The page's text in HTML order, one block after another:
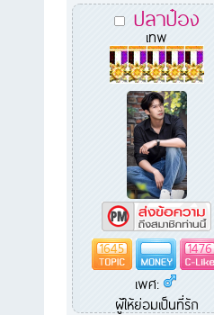
ปลาป๋อง
เทพ
1645
1476
เพศ:
ผู้ให้ย่อมเป็นที่รัก